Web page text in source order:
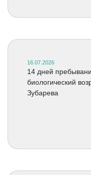
16.07.2026
14 дней
биологический
Зубарева